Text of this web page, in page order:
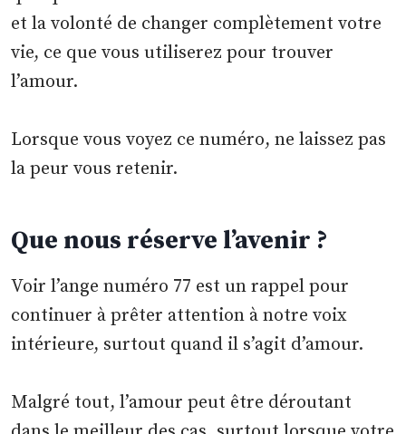
et la volonté de changer complètement votre
vie, ce que vous utiliserez pour trouver
l’amour.
Lorsque vous voyez ce numéro, ne laissez pas
la peur vous retenir.
Que nous réserve l’avenir ?
Voir l’ange numéro 77 est un rappel pour
continuer à prêter attention à notre voix
intérieure, surtout quand il s’agit d’amour.
Malgré tout, l’amour peut être déroutant